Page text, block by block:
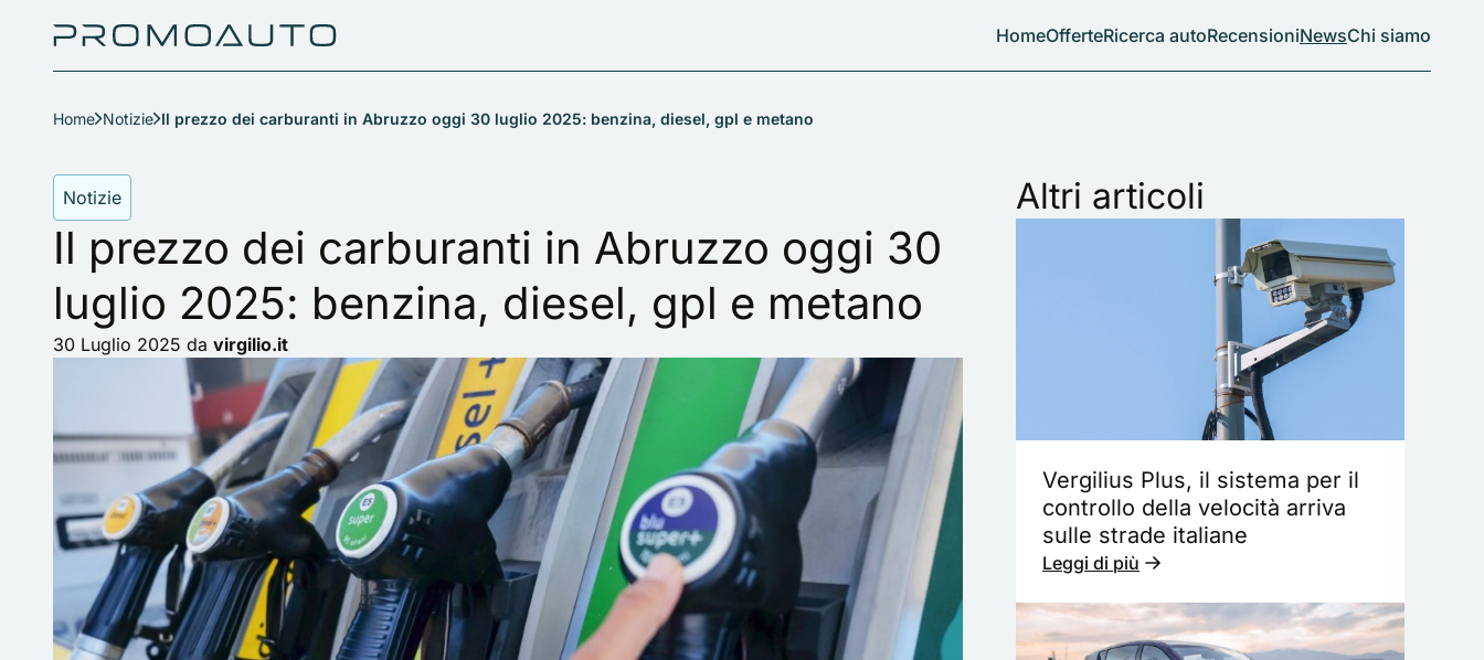
HomeOfferteRicerca autoRecensioniNewsChi siamo
Home Notizie Il prezzo dei carburanti in Abruzzo oggi 30 luglio 2025: benzina, diesel, gpl e metano
Notizie
Il prezzo dei carburanti in Abruzzo oggi 30
luglio 2025: benzina, diesel, gpl e metano
30 Luglio 2025 da virgilio.it
Altri articoli
Vergilius Plus, il sistema per il
controllo della velocità arriva
sulle strade italiane
Leggi di più